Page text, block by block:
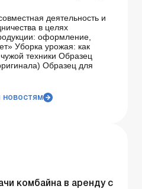
деятельность и
в целях
оформление,
Уборка урожая: как
техники Образец
Образец для
новостям
комбайна в аренду с